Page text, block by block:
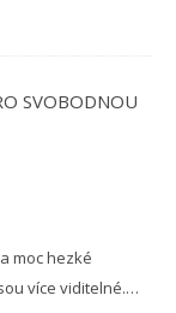
SVOBODNOU
moc hezké
více viditelné.…